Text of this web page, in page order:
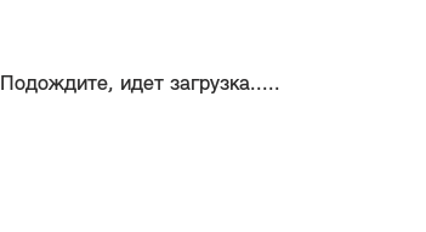
Подождите, идет загрузка.....